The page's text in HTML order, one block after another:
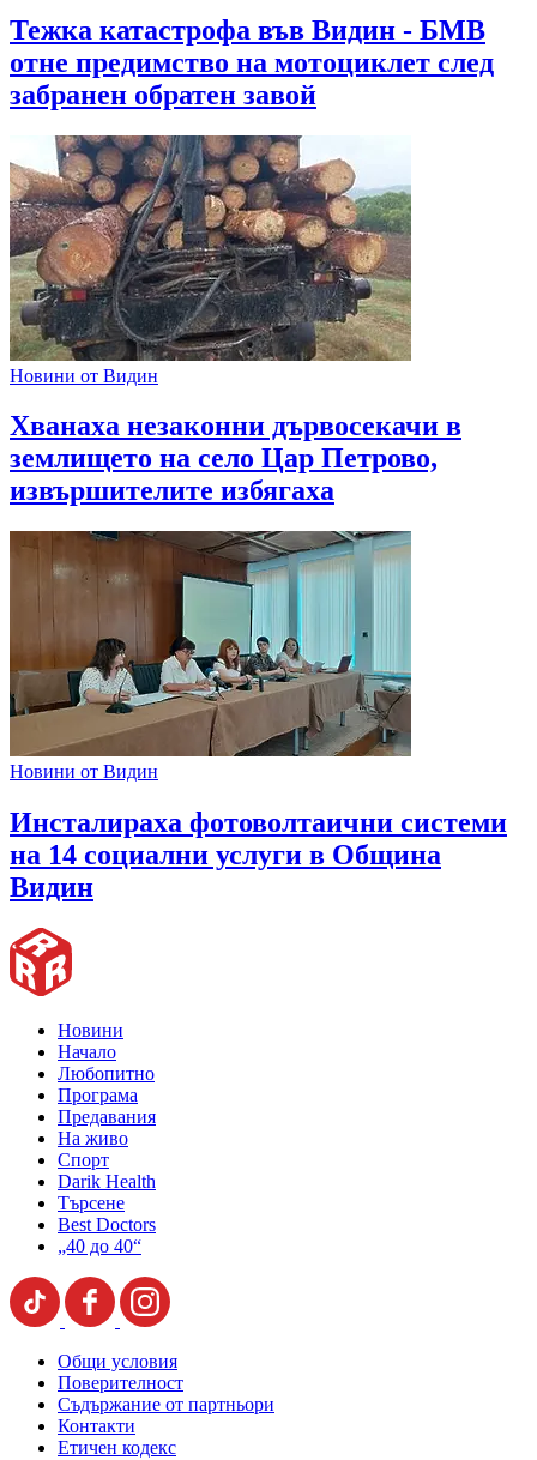
Тежка катастрофа във Видин - БМВ
отне предимство на мотоциклет след
забранен обратен завой
Новини от Видин
Хванаха незаконни дървосекачи в
землището на село Цар Петрово,
извършителите избягаха
Новини от Видин
Инсталираха фотоволтаични системи
на 14 социални услуги в Община
Видин
Новини
Начало
Любопитно
Програма
Предавания
На живо
Спорт
Darik Health
Търсене
Best Doctors
„40 до 40“
Общи условия
Поверителност
Съдържание от партньори
Контакти
Етичен кодекс